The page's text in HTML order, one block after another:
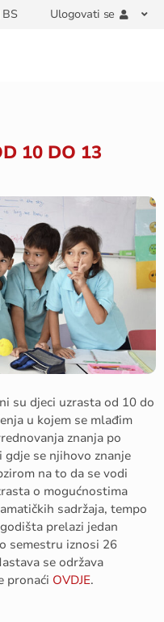
BS Ulogovati se
10 DO 13
su djeci uzrasta od 10 do
u kojem se mlađim
znanja po
se njihovo znanje
na to da se vodi
o mogućnostima
sadržaja, tempo
prelazi jedan
semestru iznosi 26
se održava
pronaći OVDJE.